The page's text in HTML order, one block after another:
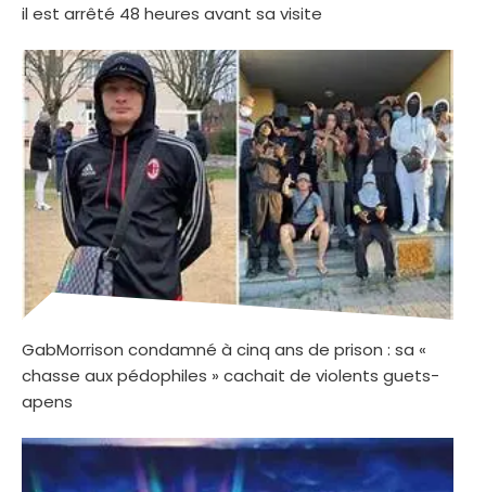
il est arrêté 48 heures avant sa visite
GabMorrison condamné à cinq ans de prison : sa «
chasse aux pédophiles » cachait de violents guets-
apens